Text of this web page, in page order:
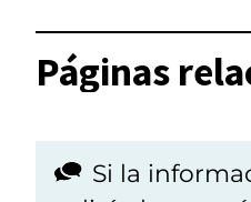
Páginas
Si la